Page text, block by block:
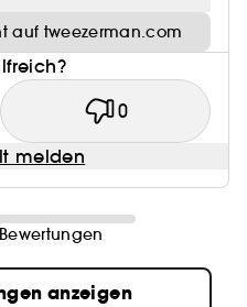
auf tweezerman.com
0
melden
anzeigen